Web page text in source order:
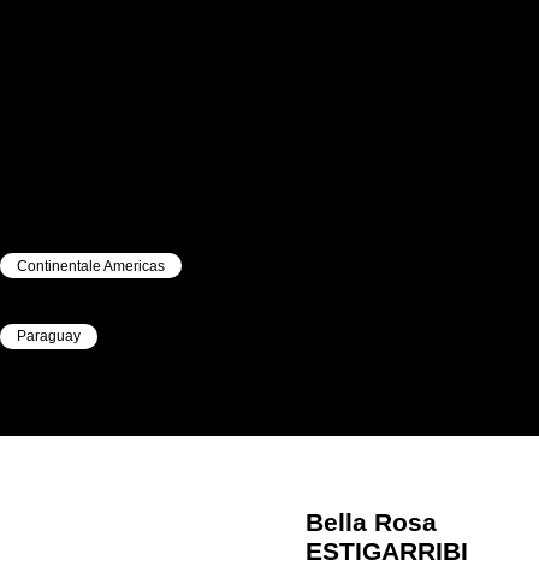
Continentale Americas
Paraguay
Bella Rosa
ESTIGARRIBIA